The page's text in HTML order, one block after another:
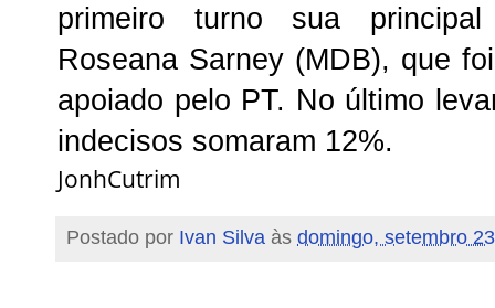
primeiro turno sua
Roseana Sarney (MDB), que
apoiado pelo PT. No último
indecisos somaram 12%.
JonhCutrim
Postado por Ivan Silva às domingo, setembro